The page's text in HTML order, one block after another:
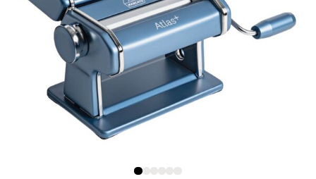
Åpent i dag 10-19
0 i butikk
Levanger - Magneten
Moafjæra 14, 7606 Levanger